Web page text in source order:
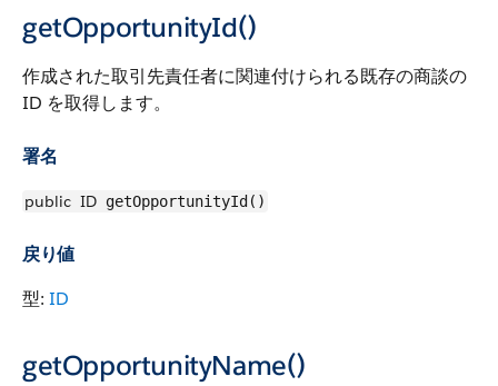
getOpportunityId()
作成された取引先責任者に関連付けられる既存の商談の
ID を取得します。
署名
public ID getOpportunityId()
戻り値
型: ID
getOpportunityName()